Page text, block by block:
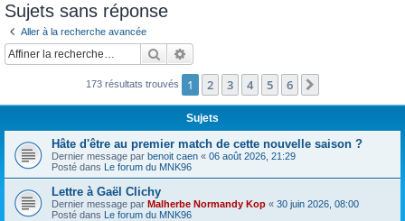
c
Sujets sans réponse
Aller à la recherche avancée
Rechercher
173 résultats trouvés 1 2 3 4 5 6
Sujets
Hâte d'être au premier match de cette nouvelle saison ?
Dernier message par benoit caen « 06 août 2026, 21:29
Posté dans Le forum du MNK96
Lettre à Gaël Clichy
Dernier message par Malherbe Normandy Kop « 30 juin 2026, 08:00
Posté dans Le forum du MNK96